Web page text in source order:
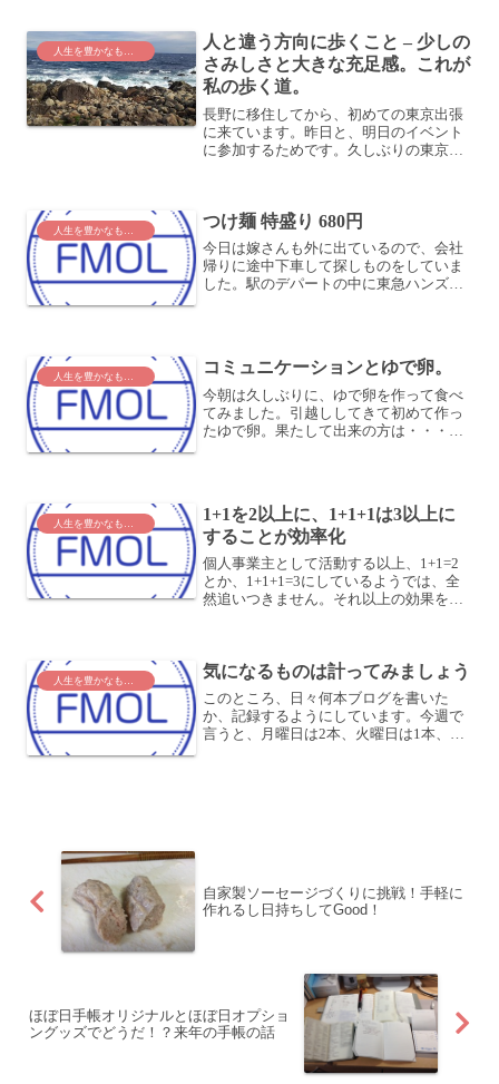
と「週次レビュー」1...
人生を豊かなものに
人と違う方向に歩くこと – 少しの
さみしさと大きな充足感。これが
私の歩く道。
長野に移住してから、初めての東京出張
に来ています。昨日と、明日のイベント
に参加するためです。久しぶりの東京へ
て...
つけ麺 特盛り 680円
今日は嫁さんも外に出ているので、会社
帰りに途中下車して探しものをしていま
した。駅のデパートの中に東急ハンズが
人生を豊かなものに コミュニケーションとゆで卵。
今朝は久しぶりに、ゆで卵を作って食べ
てみました。引越ししてきて初めて作っ
たゆで卵。果たして出来の方は・・・コ
す。半熟だと、殻を剥こう...
1+1を2以上に、1+1+1は3以上に
することが効率化
個人事業主として活動する以上、1+1=2
とか、1+1+1=3にしているようでは、全
然追いつきません。それ以上の効果を生
から最近、1...
気になるものは計ってみましょう
このところ、日々何本ブログを書いた
か、記録するようにしています。今週で
言うと、月曜日は2本、火曜日は1本、水
自家製ソーセージづくりに挑戦！手軽に
作れるし日持ちしてGood！
ほぼ日手帳オリジナルとほぼ日オプショ
ングッズでどうだ！？来年の手帳の話